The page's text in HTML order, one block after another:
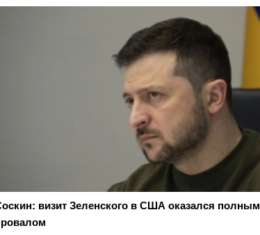
визит Зеленского в США оказался полным